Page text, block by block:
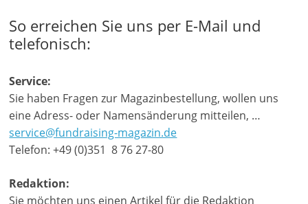
a
ü
r
So erreichen Sie uns per E-Mail und
telefonisch:
Service:
Sie haben Fragen zur Magazinbestellung, wollen uns
eine Adress- oder Namensänderung mitteilen, …
service@fundraising-magazin.de
Telefon: +49 (0)351 8 76 27-80
Redaktion:
Sie möchten uns einen Artikel für die Redaktion